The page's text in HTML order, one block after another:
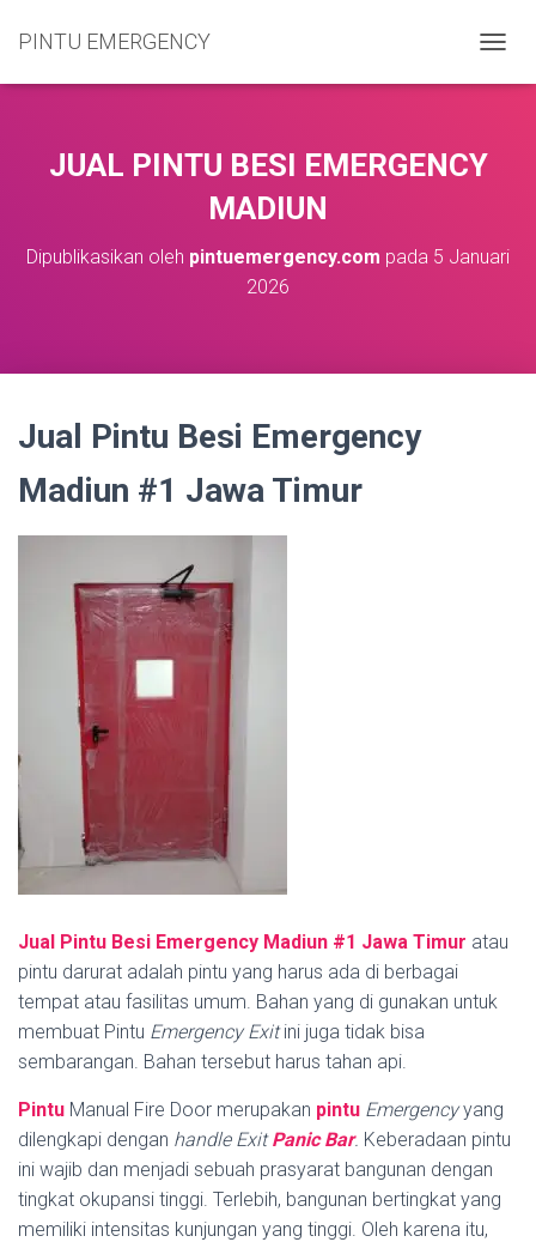
PINTU EMERGENCY
O
I
JUAL PINTU BESI EMERGENCY
MADIUN
Dipublikasikan oleh pintuemergency.com pada 5 Januari
2026
Jual Pintu Besi Emergency
Madiun #1 Jawa Timur
Jual Pintu Besi Emergency Madiun #1 Jawa Timur atau
pintu darurat adalah pintu yang harus ada di berbagai
tempat atau fasilitas umum. Bahan yang di gunakan untuk
membuat Pintu Emergency Exitini juga tidak bisa
sembarangan. Bahan tersebut harus tahan api.
Pintu Manual Fire Door merupakan pintu Emergencyyang
dilengkapi dengan handleExit Panic Bar. Keberadaan pintu
ini wajib dan menjadi sebuah prasyarat bangunan dengan
tingkat okupansi tinggi. Terlebih, bangunan bertingkat yang
memiliki intensitas kunjungan yang tinggi. Oleh karena itu,